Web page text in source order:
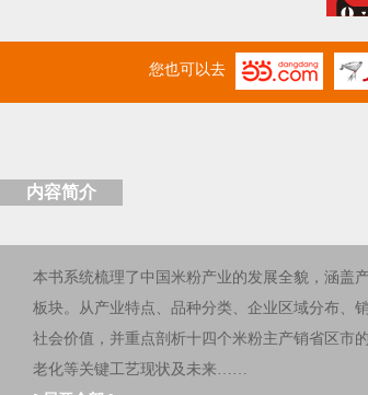
您也可以去
内容简介
本书系统梳理了中国米粉产业的发展全貌，涵盖
板块。从产业特点、品种分类、企业区域分布、
社会价值，并重点剖析十四个米粉主产销省区市
老化等关键工艺现状及未来……